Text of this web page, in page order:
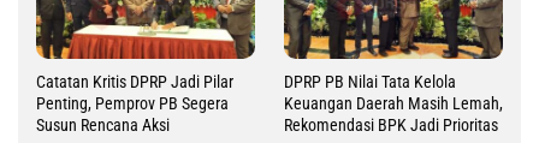
Catatan Kritis DPRP Jadi Pilar
Penting, Pemprov PB Segera
Susun Rencana Aksi
DPRP PB Nilai Tata Kelola
Keuangan Daerah Masih Lemah,
Rekomendasi BPK Jadi Prioritas